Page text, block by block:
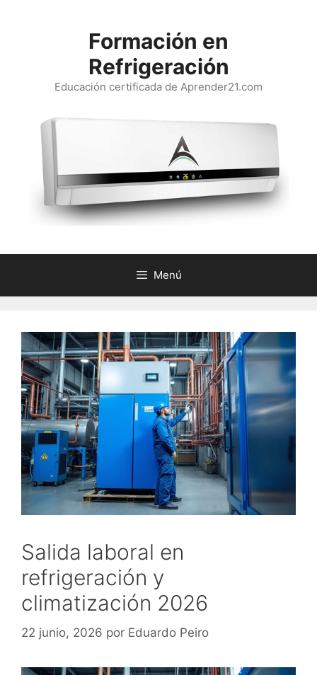
Formación en
Refrigeración
Educación certificada de Aprender21.com
Menú
Salida laboral en
refrigeración y
climatización 2026
22 junio, 2026 por Eduardo Peiro